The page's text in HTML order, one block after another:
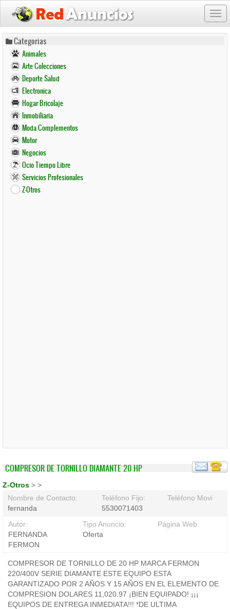
Pasar
contenido
principal
Categorias
Animales
Arte Colecciones
Deporte Salud
Electronica
Hogar Bricolaje
Inmobiliaria
Moda Complementos
Motor
Negocios
Ocio Tiempo Libre
Servicios Profesionales
Z-Otros
COMPRESOR DE TORNILLO DIAMANTE 20 HP
Z-Otros > >
Nombre de Contacto:
fernanda
Teléfono Fijo:
5530071403
Teléfono Movil:
Autor:
FERNANDA
FERMON
Tipo Anuncio:
Oferta
Página Web:
COMPRESOR DE TORNILLO DE 20 HP MARCA FERMON
220/400V SERIE DIAMANTE ESTE EQUIPO ESTA
GARANTIZADO POR 2 AÑOS Y 15 AÑOS EN EL ELEMENTO DE
COMPRESION DOLARES 11,020.97 ¡BIEN EQUIPADO! ¡¡¡
EQUIPOS DE ENTREGA INMEDIATA!!! *DE ULTIMA